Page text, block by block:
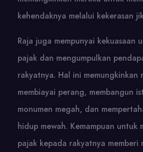
kehendaknya melalui kekerasan
Raja juga mempunyai kekuasaan
pajak dan mengumpulkan
rakyatnya. Hal ini memungkinkan
membiayai perang, membangun
monumen megah, dan
hidup mewah. Kemampuan untuk
pajak kepada rakyatnya memberi